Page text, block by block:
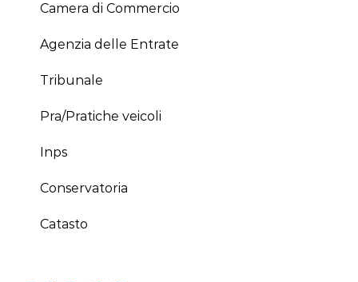
Camera di Commercio
Agenzia delle Entrate
Tribunale
Pra/Pratiche veicoli
Inps
Conservatoria
Catasto